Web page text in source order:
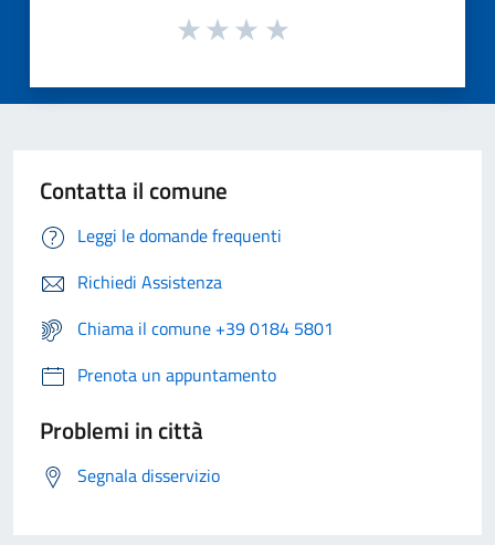
Contatta il comune
Leggi le domande frequenti
Richiedi Assistenza
Chiama il comune +39 0184 5801
Prenota un appuntamento
Problemi in città
Segnala disservizio